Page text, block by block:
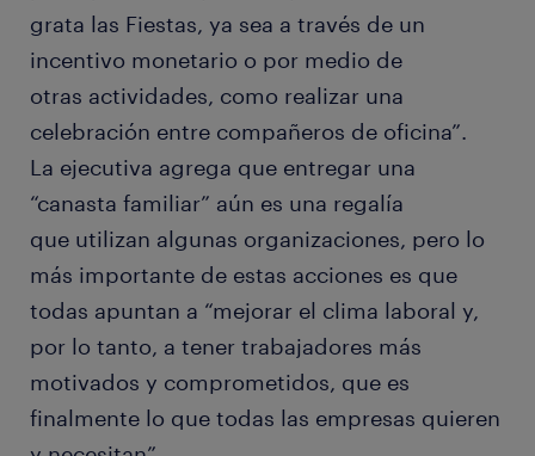
grata las Fiestas, ya sea a través de un
incentivo monetario o por medio de
otras actividades, como realizar una
celebración entre compañeros de oficina”.
La ejecutiva agrega que entregar una
“canasta familiar” aún es una regalía
que utilizan algunas organizaciones, pero lo
más importante de estas acciones es que
todas apuntan a “mejorar el clima laboral y,
por lo tanto, a tener trabajadores más
motivados y comprometidos, que es
finalmente lo que todas las empresas quieren